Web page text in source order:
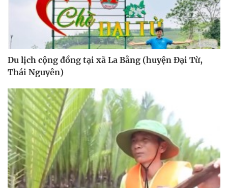
Du lịch cộng đồng tại xã La Bằng (huyện Đại Từ,
Thái Nguyên)